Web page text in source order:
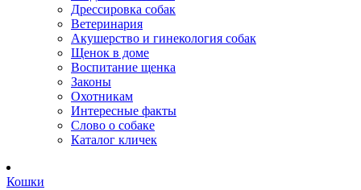
Дрессировка собак
Ветеринария
Акушерство и гинекология собак
Щенок в доме
Воспитание щенка
Законы
Охотникам
Интересные факты
Слово о собаке
Каталог кличек
Кошки